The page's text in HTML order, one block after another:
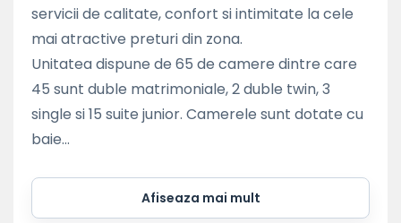
servicii de calitate, confort si intimitate la cele
mai atractive preturi din zona.
Unitatea dispune de 65 de camere dintre care
45 sunt duble matrimoniale, 2 duble twin, 3
single si 15 suite junior. Camerele sunt dotate cu
baie...
Afiseaza mai mult